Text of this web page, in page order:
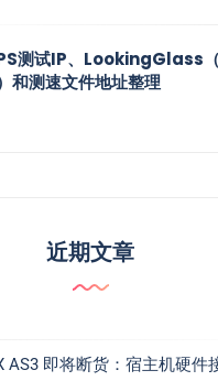
测试IP、LookingGlass
和测速文件地址整理
近期文章
AS3 即将断货：宿主机硬件